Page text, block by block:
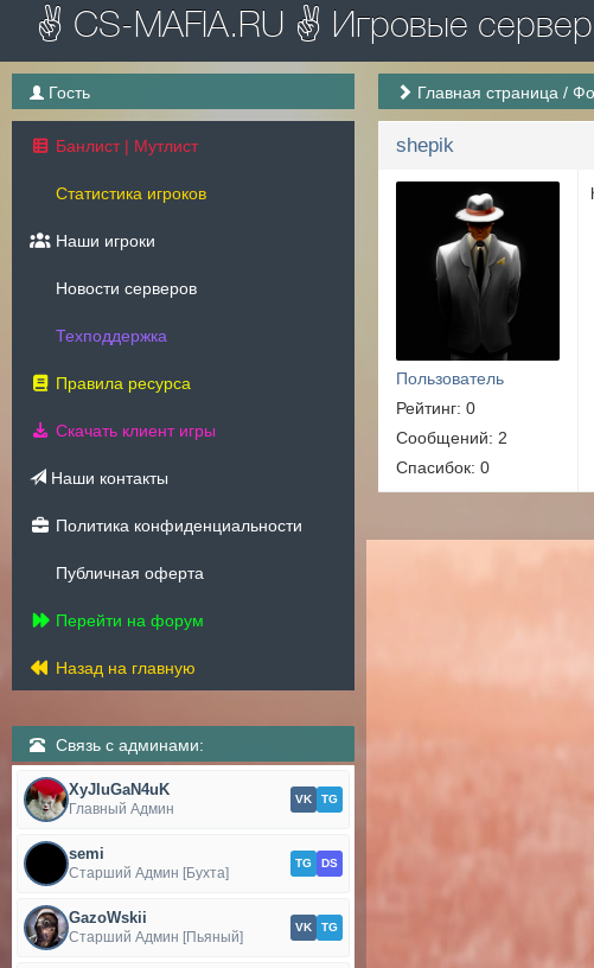
✌ CS-MAFIA.RU ✌ Игровые
Гость
Банлист | Мутлист
Статистика игроков
Наши игроки
Новости серверов
Техподдержка
Правила ресурса
Скачать клиент игры
Наши контакты
Политика конфиденциальности
Публичная оферта
Перейти на форум
Назад на главную
Связь с админами:
XyJIuGaN4uK
Главный Админ
VK TG
semi
Старший Админ [Бухта]
TG DS
GazoWskii
Старший Админ [Пьяный]
VK TG
Главная страница /
shepik
Пользователь
Рейтинг: 0
Сообщений: 2
Спасибок: 0